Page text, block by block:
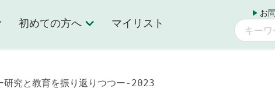
初めての方へ マイリスト
お
究と教育を振り返りつつー-2023